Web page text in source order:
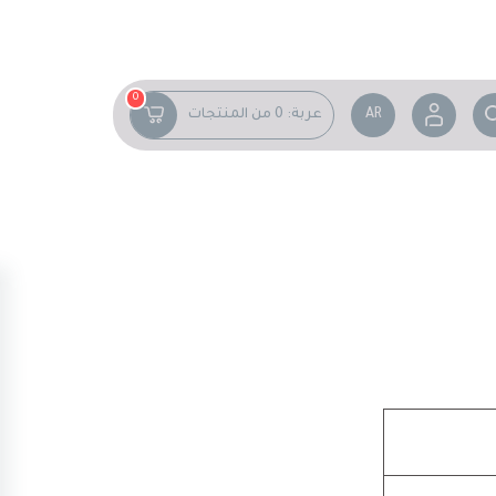
AR عربة: 0 من المنتجات
0